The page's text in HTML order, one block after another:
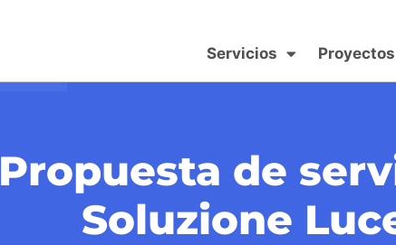
Servicios Proyectos
Propuesta de
Soluzione